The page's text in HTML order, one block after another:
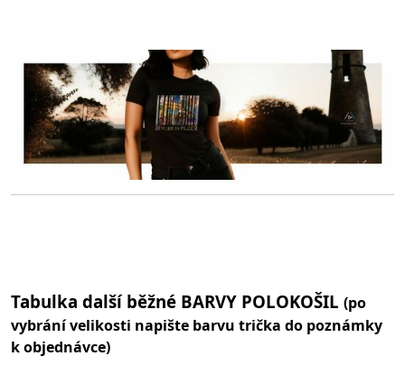
Tabulka další běžné BARVY POLOKOŠIL (po
vybrání velikosti napište barvu trička do poznámky
k objednávce)